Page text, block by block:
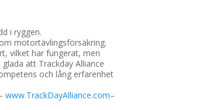
i ryggen.
motortävlingsförsäkring.
vilket har fungerat, men
att Trackday Alliance
och lång erfarenhet
www.TrackDayAlliance.com–